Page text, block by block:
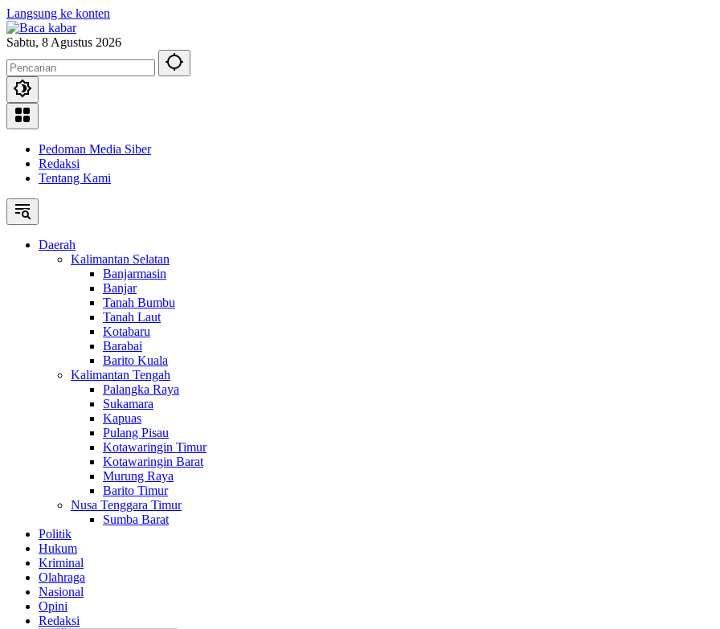
Langsung ke konten
Sabtu, 8 Agustus 2026
Pedoman Media Siber
Redaksi
Tentang Kami
Daerah
Kalimantan Selatan
Banjarmasin
Banjar
Tanah Bumbu
Tanah Laut
Kotabaru
Barabai
Barito Kuala
Kalimantan Tengah
Palangka Raya
Sukamara
Kapuas
Pulang Pisau
Kotawaringin Timur
Kotawaringin Barat
Murung Raya
Barito Timur
Nusa Tenggara Timur
Sumba Barat
Politik
Hukum
Kriminal
Olahraga
Nasional
Opini
Redaksi